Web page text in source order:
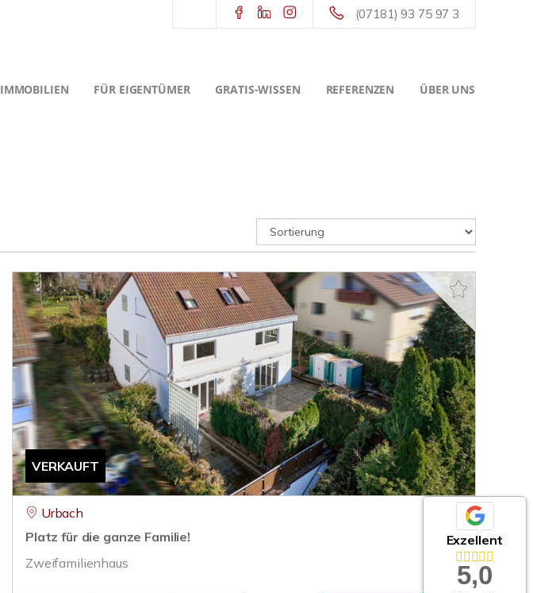
(07181) 93 75 97 3
IMMOBILIEN FÜR EIGENTÜMER GRATIS-WISSEN REFERENZEN ÜBER UNS
VERKAUFT
Urbach
Platz für die ganze Familie!
Zweifamilienhaus
Exzellent
5,0